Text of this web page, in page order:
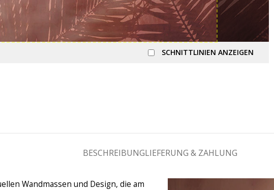
SCHNITTLINIEN ANZEIGEN
BESCHREIBUNGLIEFERUNG & ZAHLUNG
Wandmassen und Design, die am